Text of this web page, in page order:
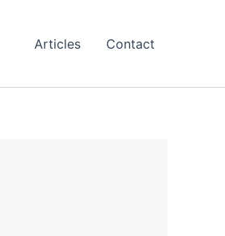
Articles Contact